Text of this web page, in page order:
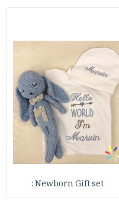
Newborn Gift set :